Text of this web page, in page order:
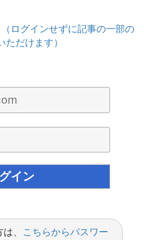
ログインせずに記事の一部の
ただけます）
、
こちらからパスワー